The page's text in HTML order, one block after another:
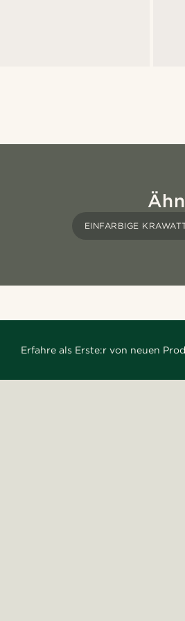
EINFARBIGE
Erfahre als Erste:r von neuen